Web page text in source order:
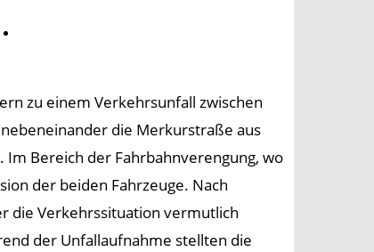
zu einem Verkehrsunfall zwischen
die Merkurstraße aus
Bereich der Fahrbahnverengung, wo
der beiden Fahrzeuge. Nach
die Verkehrssituation vermutlich
der Unfallaufnahme stellten die